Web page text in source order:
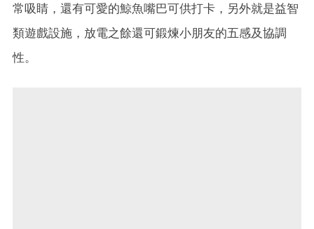
常吸睛，還有可愛的鯨魚嘴巴可供打卡，另外就是益智
類遊戲設施，放電之餘還可鍛煉小朋友的五感及協調
性。